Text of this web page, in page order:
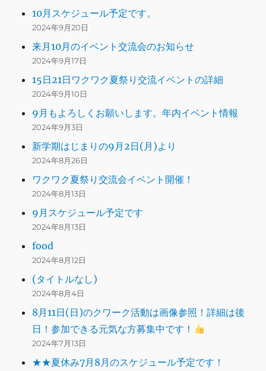
10月スケジュール予定です。
2024年9月20日
来月10月のイベント交流会のお知らせ
2024年9月17日
15日21日ワクワク夏祭り交流イベントの詳細
2024年9月10日
9月もよろしくお願いします。年内イベント情報
2024年9月3日
新学期はじまりの9月2日(月)より
2024年8月26日
ワクワク夏祭り交流会イベント開催！
2024年8月13日
9月スケジュール予定です
2024年8月13日
food
2024年8月12日
(タイトルなし)
2024年8月4日
8月11日(日)のクワーク活動は画像参照！詳細は後
日！参加できる元気な方募集中です！
2024年7月13日
★★夏休み7月8月のスケジュール予定です！